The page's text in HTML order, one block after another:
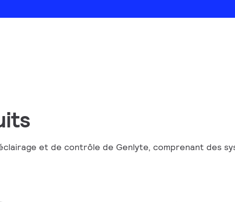
et de contrôle de Genlyte, comprenant des